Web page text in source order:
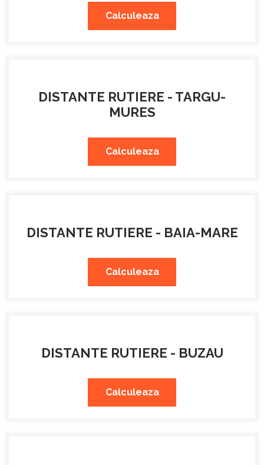
Calculeaza
DISTANTE RUTIERE - TARGU-
MURES
Calculeaza
DISTANTE RUTIERE - BAIA-MARE
Calculeaza
DISTANTE RUTIERE - BUZAU
Calculeaza